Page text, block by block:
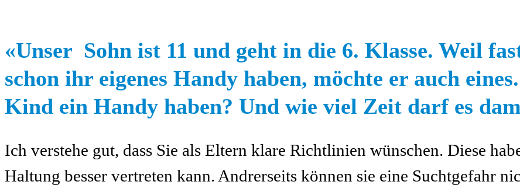
«Unser Sohn ist 11 und geht in die 6. Klasse. Weil
schon ihr eigenes Handy haben, möchte er auch
Kind ein Handy haben? Und wie viel Zeit darf es
Ich verstehe gut, dass Sie als Eltern klare Richtlinien wünschen. Diese
Haltung besser vertreten kann. Andrerseits können sie eine Suchtgefahr